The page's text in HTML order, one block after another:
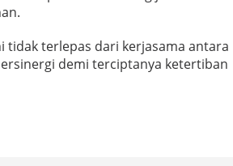
tidak terlepas dari kerjasama antara
demi terciptanya ketertiban